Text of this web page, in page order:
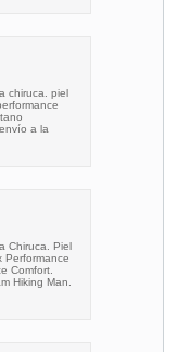
chiruca. piel
a la
Chiruca. Piel
Performance
Comfort.
Hiking Man.